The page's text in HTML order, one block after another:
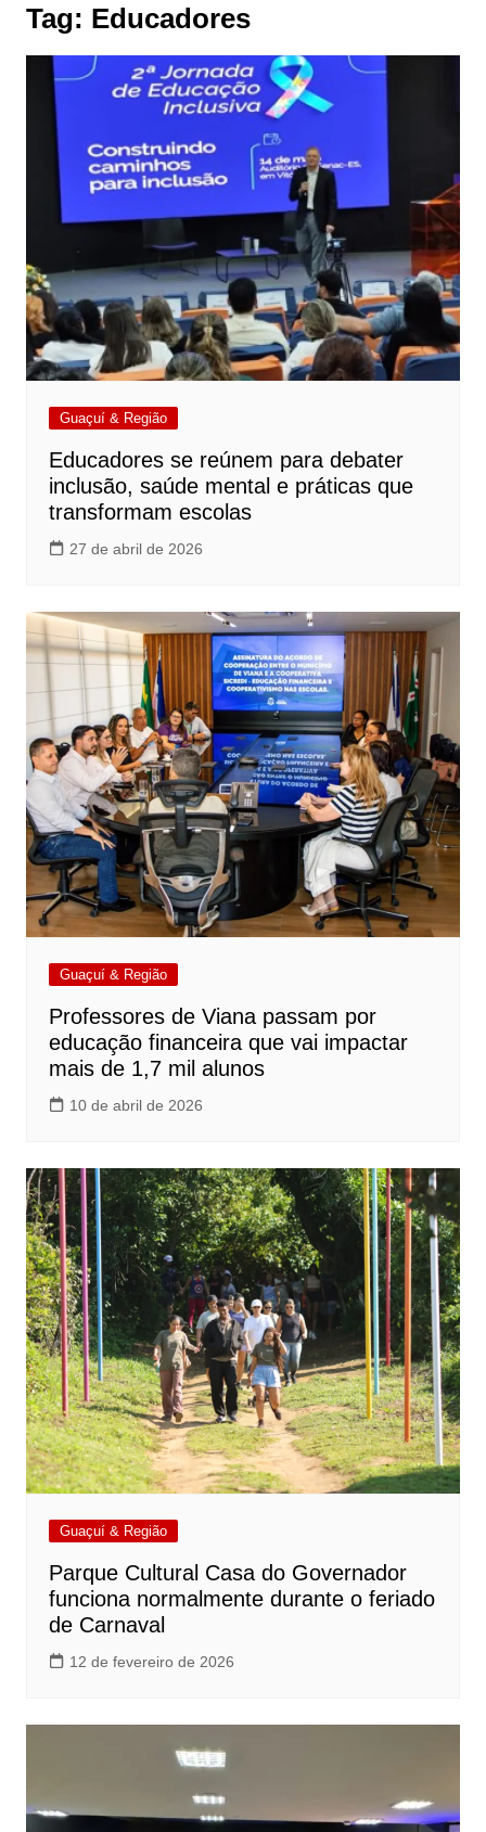
Tag: Educadores
Guaçuí & Região
Educadores se reúnem para debater
inclusão, saúde mental e práticas que
transformam escolas
27 de abril de 2026
Guaçuí & Região
Professores de Viana passam por
educação financeira que vai impactar
mais de 1,7 mil alunos
10 de abril de 2026
Guaçuí & Região
Parque Cultural Casa do Governador
funciona normalmente durante o feriado
de Carnaval
12 de fevereiro de 2026